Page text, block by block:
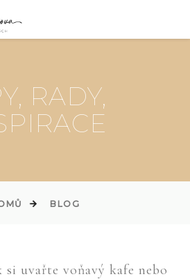
RADY,
BLOG
uvařte voňavý kafe nebo